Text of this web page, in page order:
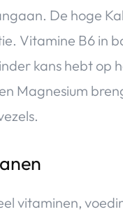
De hoge
Vitamine B6 in
kans hebt op
Magnesium
vitaminen,